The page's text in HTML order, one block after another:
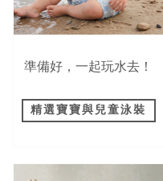
準備好，一起玩水去！
精選寶寶與兒童泳裝